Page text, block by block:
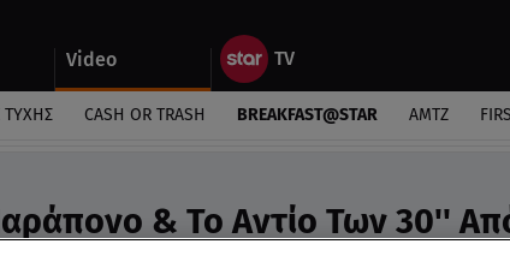
Video
CASH OR TRASH BREAKFAST@STAR ΑΜΤΖ
& Το Αντίο Των 30''